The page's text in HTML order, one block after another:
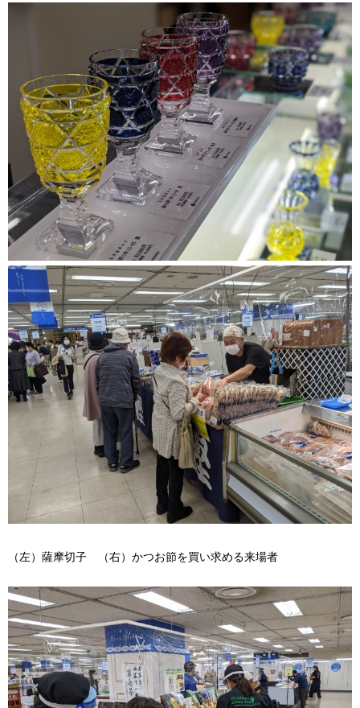
（左）薩摩切子 （右）かつお節を買い求める来場者